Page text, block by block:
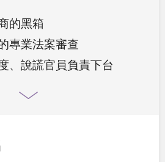
的黑箱
專業法案審查
、說謊官員負責下台